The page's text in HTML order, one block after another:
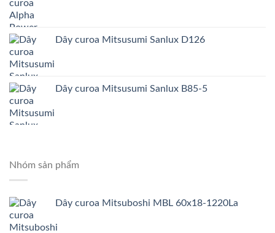
Dây curoa Mitsusumi Sanlux D126
Dây curoa Mitsusumi Sanlux B85-5
Nhóm sản phẩm
Dây curoa Mitsuboshi MBL 60x18-1220La